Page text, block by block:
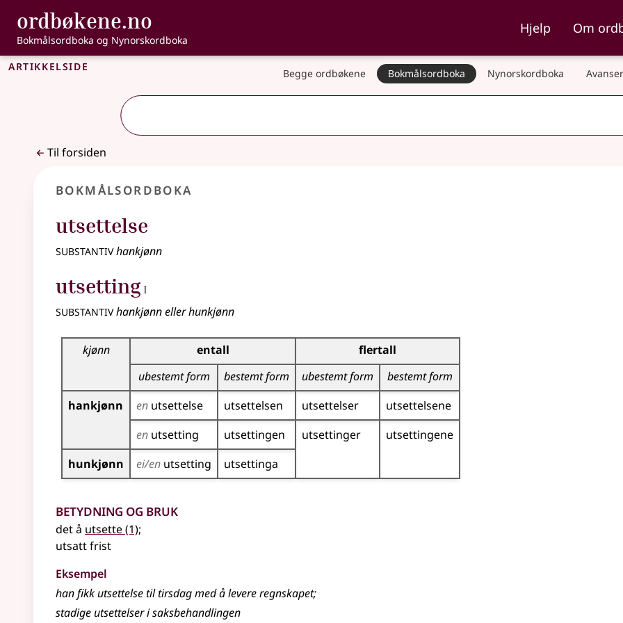
Gå til hovedinnhold
Tilgjengelighet
ordbøkene.no , Bokmålsordboka og Nynorskordboka
Bokmålsordboka og Nynorskordboka
Hjelp Om
Artikkelside Begge ordbøkene Bokmålsordboka Nynorskordboka
Til forsiden
Bokmålsordboka
utsettelse
substantivhankjønn
utsetting I
substantivhankjønn eller hunkjønn
Bøyingstabell for dette substantivet
kjønn entall
flertall
ubestemt form
bestemt form ubestemt form
bestemt form
hankjønn
en utsettelse utsettelsen utsettelser
utsettelsene
en utsetting utsettingen utsettinger
utsettingene
hunkjønn
ei/en utsetting utsettinga
Betydning og bruk
det å utsette(1);
utsatt frist
Eksempel
han fikk utsettelsetil tirsdag med å levere regnskapet;
stadige utsettelseri saksbehandlingen